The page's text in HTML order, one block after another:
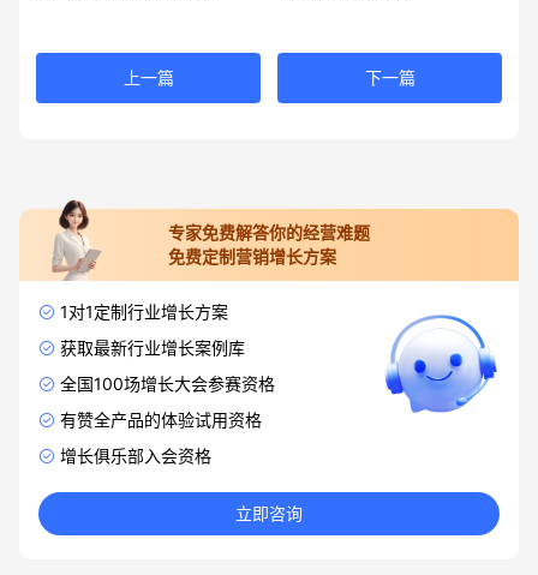
上一篇 下一篇
专家免费解答你的经营难题
免费定制营销增长方案
1对1定制行业增长方案
获取最新行业增长案例库
全国100场增长大会参赛资格
有赞全产品的体验试用资格
增长俱乐部入会资格
立即咨询